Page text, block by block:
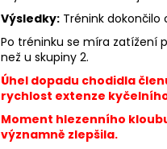
Výsledky: Trénink dokončilo
Po tréninku se míra zatížení
než u skupiny 2.
Úhel dopadu chodidla
rychlost extenze
Moment hlezenního
významně zlepšila.